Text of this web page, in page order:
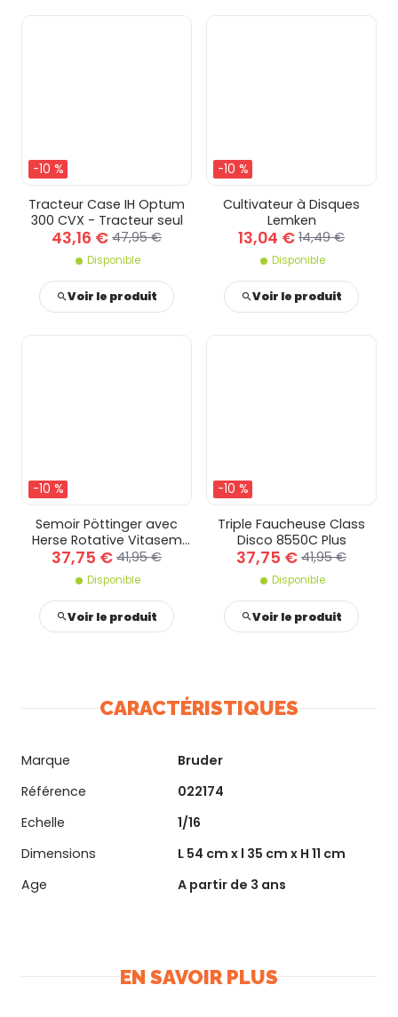
-10 %
Tracteur Case IH Optum
300 CVX - Tracteur seul
43,16 € 47,95 €
Disponible
Voir le produit
-10 %
Cultivateur à Disques
Lemken
13,04 € 14,49 €
Disponible
Voir le produit
-10 %
Semoir Pöttinger avec
Herse Rotative Vitasem
302ADD
37,75 € 41,95 €
Disponible
Voir le produit
-10 %
Triple Faucheuse Class
Disco 8550C Plus
37,75 € 41,95 €
Disponible
Voir le produit
CARACTÉRISTIQUES
Marque
Bruder
Référence
022174
Echelle
1/16
Dimensions
L 54 cm x l 35 cm x H 11 cm
Age
A partir de 3 ans
EN SAVOIR PLUS